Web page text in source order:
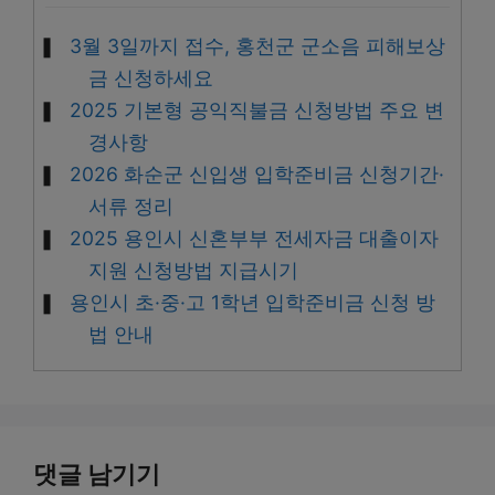
3월 3일까지 접수, 홍천군 군소음 피해보상
금 신청하세요
2025 기본형 공익직불금 신청방법 주요 변
경사항
2026 화순군 신입생 입학준비금 신청기간·
서류 정리
2025 용인시 신혼부부 전세자금 대출이자
지원 신청방법 지급시기
용인시 초·중·고 1학년 입학준비금 신청 방
법 안내
댓글 남기기